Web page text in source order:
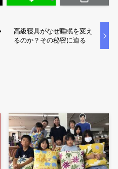
高級寝具がなぜ睡眠を変え
るのか？その秘密に迫る